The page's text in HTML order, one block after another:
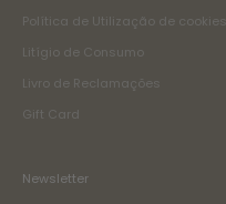
Política de Utilização de cookies
Litígio de Consumo
Livro de Reclamações
Gift Card
Newsletter